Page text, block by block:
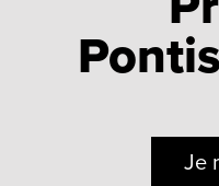
Je